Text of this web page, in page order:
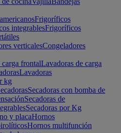
Frigoríficos
integrablesFrigoríficos
verticalesCongeladores
frontalLavadoras de carga
Lavadoras
kg
Secadoras con bomba de
Secadoras de
Secadoras por Kg
y placaHornos
Hornos multifunción